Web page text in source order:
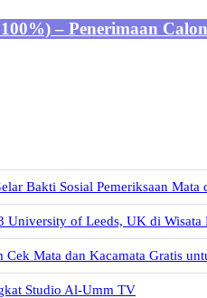
100%) – Penerimaan
Bakti Sosial Pemeriksaan Mata
University of Leeds, UK di
Cek Mata dan Kacamata Gratis
Studio Al-Umm TV